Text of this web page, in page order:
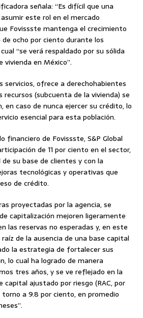
señala: “Es difícil que una
este rol en el mercado
Fovissste mantenga el crecimiento
ocho por ciento durante los
“se verá respaldado por su sólida
vivienda en México”.
servicios, ofrece a derechohabientes
recursos (subcuenta de la vivienda) se
en caso de nunca ejercer su crédito, lo
esencial para esta población.
financiero de Fovissste, S&P Global
de 11 por ciento en el sector,
su base de clientes y con la
tecnológicas y operativas que
de crédito.
proyectadas por la agencia, se
capitalización mejoren ligeramente
las reservas no esperadas y, en este
de la ausencia de una base capital
la estrategia de fortalecer sus
lo cual ha logrado de manera
tres años, y se ve reflejado en la
capital ajustado por riesgo (RAC, por
torno a 9.8 por ciento, en promedio